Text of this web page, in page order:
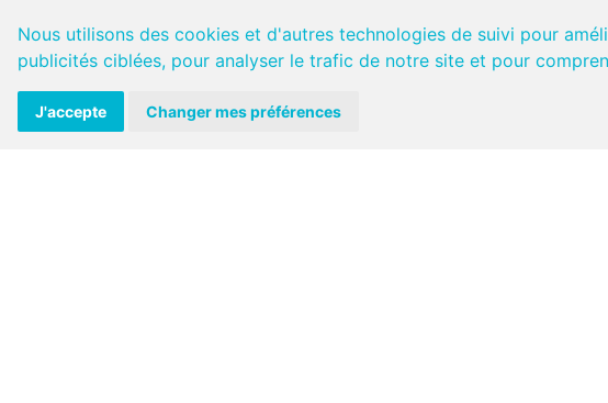
Nous utilisons des cookies et d'autres technologies de suivi pour
publicités ciblées, pour analyser le trafic de notre site et pour
J'accepte Changer mes préférences